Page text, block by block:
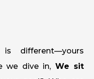
is different—yours
we dive in, We sit